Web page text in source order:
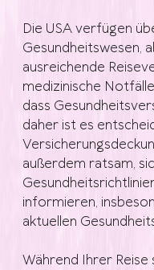
Die USA verfügen
Gesundheitswesen,
ausreichende
medizinische
dass
daher ist es
außerdem ratsam,
informieren,
aktuellen
Während Ihrer Reise